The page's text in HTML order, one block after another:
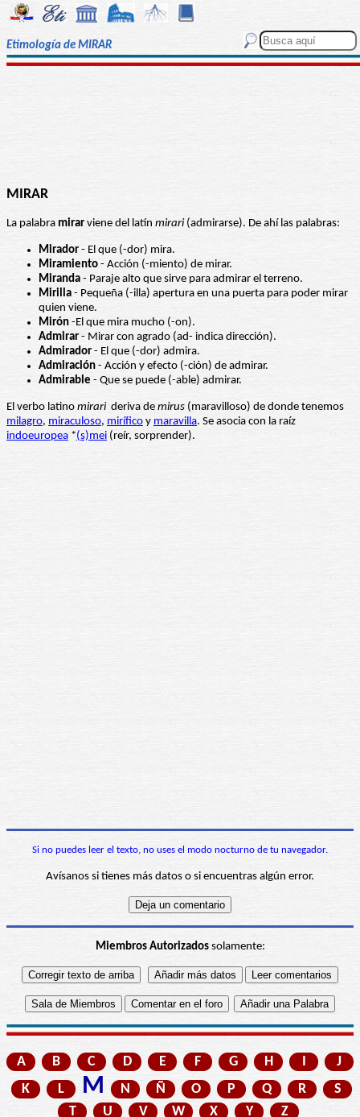
Etimología de MIRAR
MIRAR
La palabra mirar viene del latín mirari(admirarse). De ahí las palabras:
Mirador - El que (-dor) mira.
Miramiento - Acción (-miento) de mirar.
Miranda - Paraje alto que sirve para admirar el terreno.
Mirilla - Pequeña (-illa) apertura en una puerta para poder mirar
quien viene.
Mirón -El que mira mucho (-on).
Admirar - Mirar con agrado (ad- indica dirección).
Admirador - El que (-dor) admira.
Admiración - Acción y efecto (-ción) de admirar.
Admirable - Que se puede (-able) admirar.
El verbo latino mirari deriva de mirus (maravilloso) de donde tenemos
milagro, miraculoso, mirífico y maravilla. Se asocia con la raíz
indoeuropea *(s)mei (reír, sorprender).
Si no puedes leer el texto, no uses el modo nocturno de tu navegador.
Avísanos si tienes más datos o si encuentras algún error.
Miembros Autorizadossolamente:
A B C D E F G H I
J
K
L M N Ñ O P Q R
S
T
U V W X Y Z